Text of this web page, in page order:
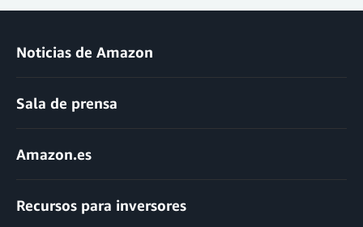
Noticias de Amazon
Sala de prensa
Amazon.es
Recursos para inversores